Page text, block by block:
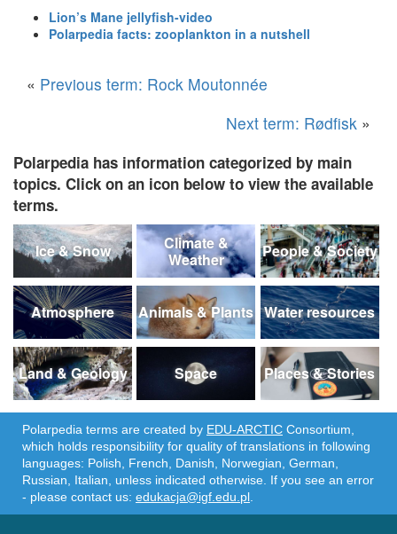
Lion’s Mane jellyfish-video
Polarpedia facts: zooplankton in a nutshell
« Previous term: Rock Moutonnée
Next term: Rødfisk »
Polarpedia has information categorized by main
topics. Click on an icon below to view the available
terms.
Ice & Snow
Climate &
Weather
People & Society
Atmosphere Animals & Plants Water resources
Land & Geology Space Places & Stories
Polarpedia terms are created by EDU-ARCTIC Consortium,
which holds responsibility for quality of translations in following
languages: Polish, French, Danish, Norwegian, German,
Russian, Italian, unless indicated otherwise. If you see an error
- please contact us: edukacja@igf.edu.pl